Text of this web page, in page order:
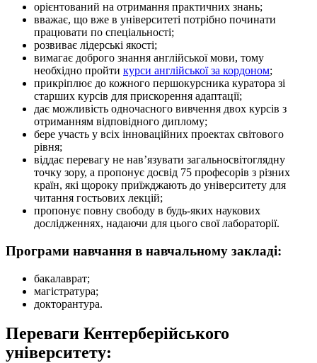
орієнтований на отримання практичних знань;
вважає, що вже в університеті потрібно починати
працювати по спеціальності;
розвиває лідерські якості;
вимагає доброго знання англійської мови, тому
необхідно пройти курси англійської за кордоном;
прикріплює до кожного першокурсника куратора зі
старших курсів для прискорення адаптації;
дає можливість одночасного вивчення двох курсів з
отриманням відповідного диплому;
бере участь у всіх інноваційних проектах світового
рівня;
віддає перевагу не нав’язувати загальносвітоглядну
точку зору, а пропонує досвід 75 професорів з різних
країн, які щороку приїжджають до університету для
читання гостьових лекцій;
пропонує повну свободу в будь-яких наукових
дослідженнях, надаючи для цього свої лабораторії.
Програми навчання в навчальному закладі:
бакалаврат;
магістратура;
докторантура.
Переваги Кентерберійського
університету: